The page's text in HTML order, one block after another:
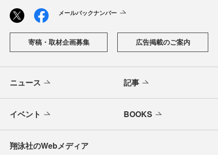
メールバックナンバー
寄稿・取材企画募集 広告掲載のご案内
ニュース 記事
イベント BOOKS
翔泳社のWebメディア